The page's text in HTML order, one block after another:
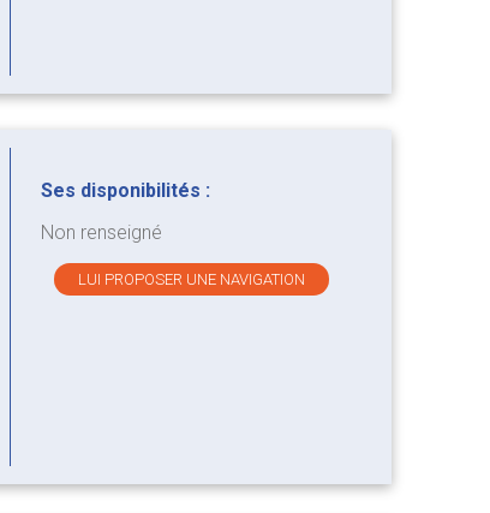
Ses disponibilités :
Non renseigné
LUI PROPOSER UNE NAVIGATION